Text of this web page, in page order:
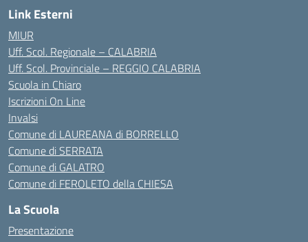
Link Esterni
MIUR
Uff. Scol. Regionale – CALABRIA
Uff. Scol. Provinciale – REGGIO CALABRIA
Scuola in Chiaro
Iscrizioni On Line
Invalsi
Comune di LAUREANA di BORRELLO
Comune di SERRATA
Comune di GALATRO
Comune di FEROLETO della CHIESA
La Scuola
Presentazione